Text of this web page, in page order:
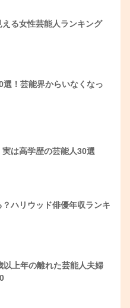
る女性芸能人ランキング
選！芸能界からいなくなっ
は高学歴の芸能人30選
ハリウッド俳優年収ランキ
以上年の離れた芸能人夫婦